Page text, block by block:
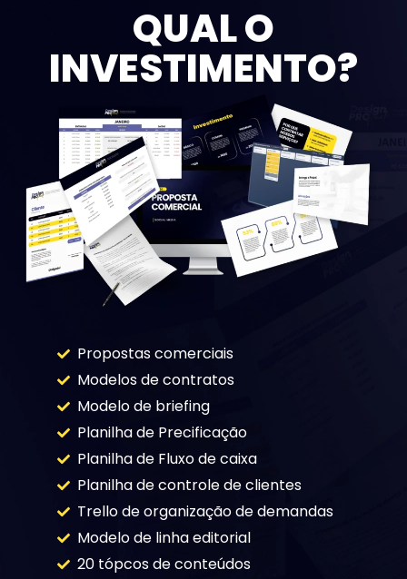
QUAL O
INVESTIMENTO?
Propostas comerciais
Modelos de contratos
Modelo de briefing
Planilha de Precificação
Planilha de Fluxo de caixa
Planilha de controle de clientes
Trello de organização de demandas
Modelo de linha editorial
20 tópcos de conteúdos